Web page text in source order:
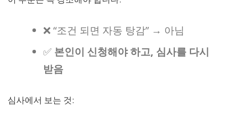
❌ “조건 되면 자동 탕감” → 아님
✅ 본인이 신청해야 하고, 심사를 다시
받음
심사에서 보는 것: